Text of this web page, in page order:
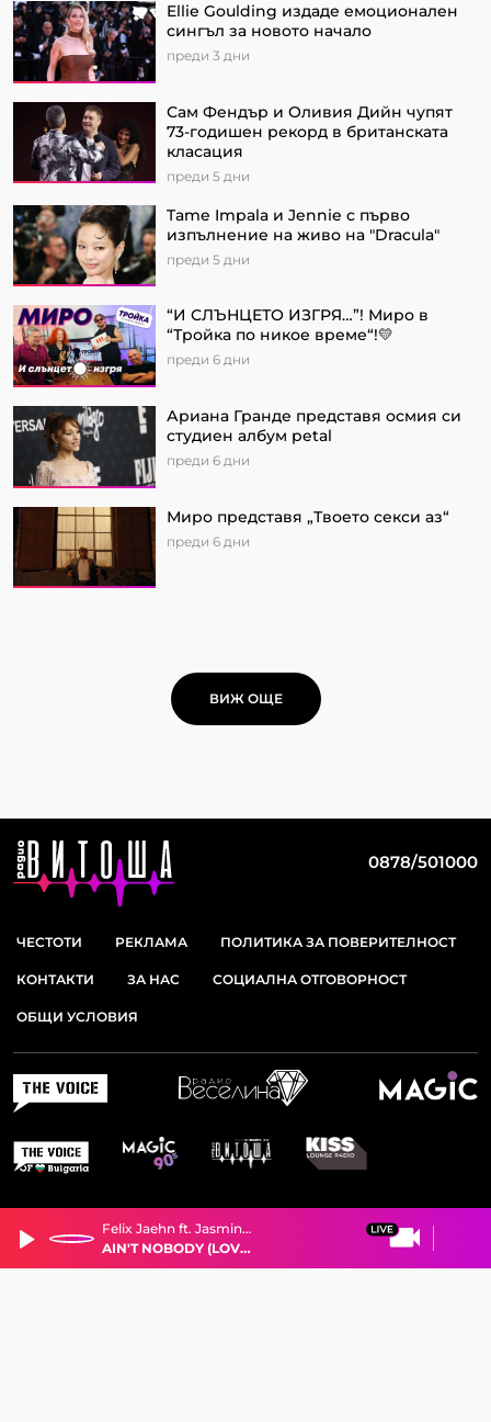
Felix Jaehn ft. Jasmine Thompson
AIN'T NOBODY (LOVES ME BETTER)
Ellie Goulding издаде емоционален
сингъл за новото начало
преди 3 дни
Сам Фендър и Оливия Дийн чупят
73-годишен рекорд в британската
класация
преди 5 дни
Tame Impala и Jennie с първо
изпълнение на живо на "Dracula"
преди 5 дни
“И СЛЪНЦЕТО ИЗГРЯ…”! Миро в
“Тройка по никое време“!💛
преди 6 дни
Ариана Гранде представя осмия си
студиен албум petal
преди 6 дни
Миро представя „Твоето секси аз“
преди 6 дни
ВИЖ ОЩЕ
0878/501000
ЧЕСТОТИ РЕКЛАМА ПОЛИТИКА ЗА ПОВЕРИТЕЛНОСТ
КОНТАКТИ ЗА НАС СОЦИАЛНА ОТГОВОРНОСТ
ОБЩИ УСЛОВИЯ